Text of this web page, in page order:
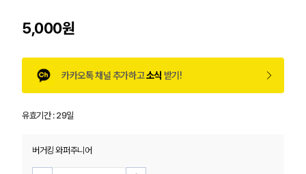
5,000원
카카오톡 채널 추가하고소식 받기!
유효기간 :29일
버거킹 와퍼주니어